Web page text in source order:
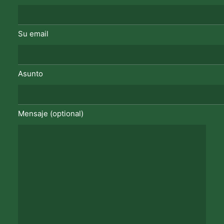
Su email
Asunto
Mensaje (optional)